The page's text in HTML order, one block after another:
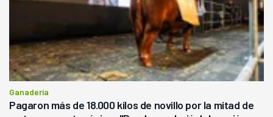
Ganadería
Pagaron más de 18.000 kilos de novillo por la mitad de